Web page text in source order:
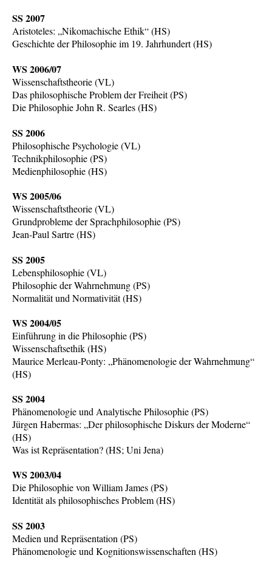
SS 2007
Aristoteles: „Nikomachische Ethik“ (HS)
Geschichte der Philosophie im 19. Jahrhundert (HS)
WS 2006/07
Wissenschaftstheorie (VL)
Das philosophische Problem der Freiheit (PS)
Die Philosophie John R. Searles (HS)
SS 2006
Philosophische Psychologie (VL)
Technikphilosophie (PS)
Medienphilosophie (HS)
WS 2005/06
Wissenschaftstheorie (VL)
Grundprobleme der Sprachphilosophie (PS)
Jean-Paul Sartre (HS)
SS 2005
Lebensphilosophie (VL)
Philosophie der Wahrnehmung (PS)
Normalität und Normativität (HS)
WS 2004/05
Einführung in die Philosophie (PS)
Wissenschaftsethik (HS)
Maurice Merleau-Ponty: „Phänomenologie der Wahrnehmung“
(HS)
SS 2004
Phänomenologie und Analytische Philosophie (PS)
Jürgen Habermas: „Der philosophische Diskurs der Moderne“
(HS)
Was ist Repräsentation? (HS; Uni Jena)
WS 2003/04
Die Philosophie von William James (PS)
Identität als philosophisches Problem (HS)
SS 2003
Medien und Repräsentation (PS)
Phänomenologie und Kognitionswissenschaften (HS)